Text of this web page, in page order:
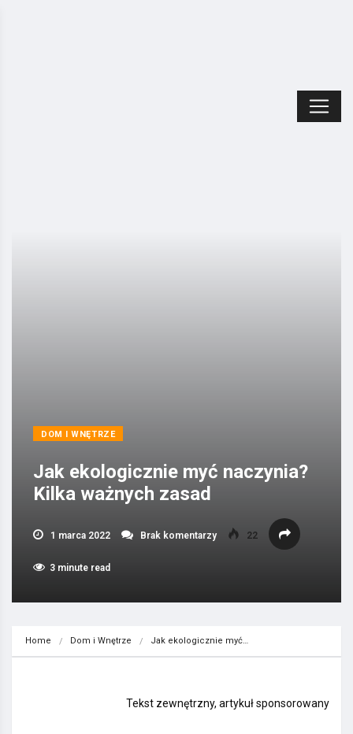
DOM I WNĘTRZE
Jak ekologicznie myć naczynia?
Kilka ważnych zasad
1 marca 2022 Brak komentarzy 22
3 minute read
Home Dom i Wnętrze Jak ekologicznie myć…
Tekst zewnętrzny, artykuł sponsorowany